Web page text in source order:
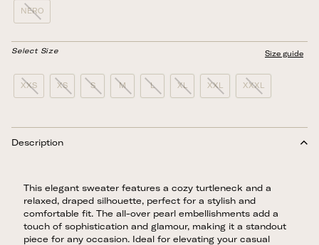
NERO
Select Size Size guide
XXS XS S M L XL XXL XXXL
Description
This elegant sweater features a cozy turtleneck and a
relaxed, draped silhouette, perfect for a stylish and
comfortable fit. The all-over pearl embellishments add a
touch of sophistication and glamour, making it a standout
piece for any occasion. Ideal for elevating your casual